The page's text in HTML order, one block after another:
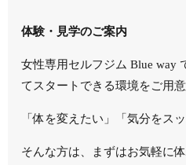
体験・見学のご案内
女性専用セルフジム Blue way
てスタートできる環境をご用意
「体を変えたい」「気分をス
そんな方は、まずはお気軽に